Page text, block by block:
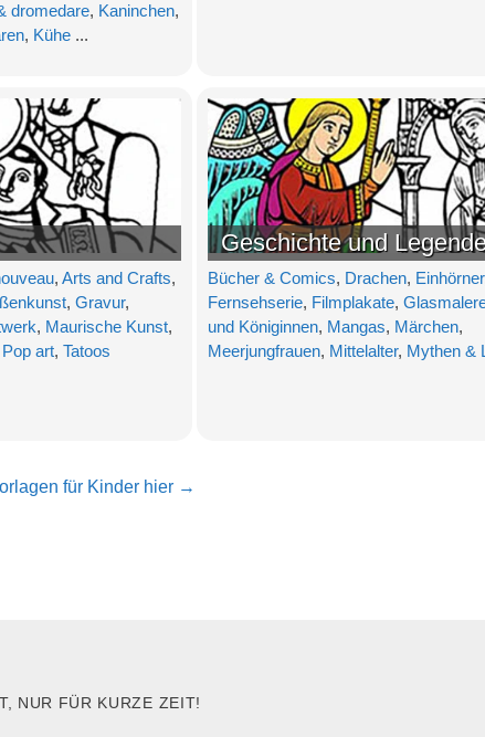
dromedare, Kaninchen,
, Kühe...
, Arts and Crafts,
, Gravur,
, Maurische Kunst,
Pop art, Tatoos
Geschichte und
Bücher & Comics, Drachen, Einhörner
Fernsehserie, Filmplakate,
und Königinnen, Mangas, Märchen,
Meerjungfrauen, Mittelalter, Mythen &
für Kinder hier →
NUR FÜR KURZE ZEIT!